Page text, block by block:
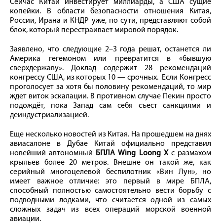
Сейчас Китай инвестирует миллиарды, а США сущие
копейки. В области безопасности отношения Китая,
России, Ирана и КНДР уже, по сути, представляют собой
блок, который перестраивает мировой порядок.
Заявлено, что следующие 2–3 года решат, останется ли
Америка гегемоном или превратится в «бывшую
сверхдержаву». Доклад содержит 28 рекомендаций
конгрессу США, из которых 10 — срочных. Если Конгресс
проголосует за хотя бы половину рекомендаций, то мир
ждет виток эскалации. В противном случае Пекин просто
подождёт, пока Запад сам себя съест санкциями и
деиндустриализацией.
Еще несколько новостей из Китая. На прошедшем на днях
авиасалоне в Дубае Китай официально представил
новейший автономный БПЛА Wing Loong Xс размахом
крыльев более 20 метров. Внешне он такой же, как
серийный многоцелевой беспилотник «Вин Лун», но
имеет важное отличие: это первый в мире БПЛА,
способный полностью самостоятельно вести борьбу с
подводными лодками, что считается одной из самых
сложных задач из всех операций морской военной
авиации.